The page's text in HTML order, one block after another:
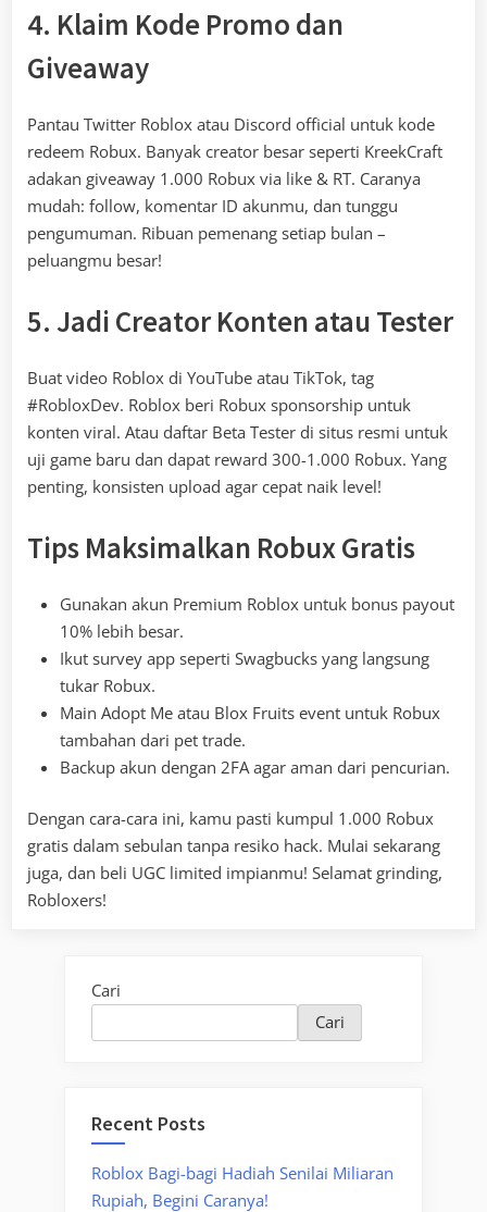
4. Klaim Kode Promo dan
Giveaway
Pantau Twitter Roblox atau Discord official untuk kode
redeem Robux. Banyak creator besar seperti KreekCraft
adakan giveaway 1.000 Robux via like & RT. Caranya
mudah: follow, komentar ID akunmu, dan tunggu
pengumuman. Ribuan pemenang setiap bulan –
peluangmu besar!
5. Jadi Creator Konten atau Tester
Buat video Roblox di YouTube atau TikTok, tag
#RobloxDev. Roblox beri Robux sponsorship untuk
konten viral. Atau daftar Beta Tester di situs resmi untuk
uji game baru dan dapat reward 300-1.000 Robux. Yang
penting, konsisten upload agar cepat naik level!
Tips Maksimalkan Robux Gratis
Gunakan akun Premium Roblox untuk bonus payout
10% lebih besar.
Ikut survey app seperti Swagbucks yang langsung
tukar Robux.
Main Adopt Me atau Blox Fruits event untuk Robux
tambahan dari pet trade.
Backup akun dengan 2FA agar aman dari pencurian.
Dengan cara-cara ini, kamu pasti kumpul 1.000 Robux
gratis dalam sebulan tanpa resiko hack. Mulai sekarang
juga, dan beli UGC limited impianmu! Selamat grinding,
Robloxers!
Cari
Cari
Recent Posts
Roblox Bagi-bagi Hadiah Senilai Miliaran
Rupiah, Begini Caranya!